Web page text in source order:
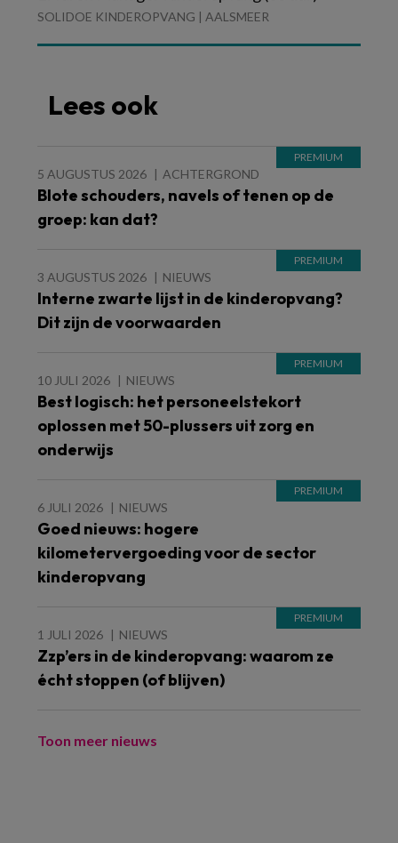
SOLIDOE KINDEROPVANG | AALSMEER
Lees ook
5 AUGUSTUS 2026 ACHTERGROND
Blote schouders, navels of tenen op de
groep: kan dat?
3 AUGUSTUS 2026 NIEUWS
Interne zwarte lijst in de kinderopvang?
Dit zijn de voorwaarden
10 JULI 2026 NIEUWS
Best logisch: het personeelstekort
oplossen met 50-plussers uit zorg en
onderwijs
6 JULI 2026 NIEUWS
Goed nieuws: hogere
kilometervergoeding voor de sector
kinderopvang
1 JULI 2026 NIEUWS
Zzp’ers in de kinderopvang: waarom ze
écht stoppen (of blijven)
Toon meer nieuws